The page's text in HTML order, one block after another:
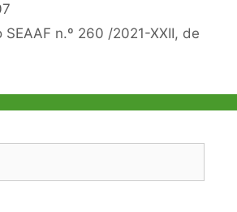
SEAAF n.º 260 /2021-XXII, de